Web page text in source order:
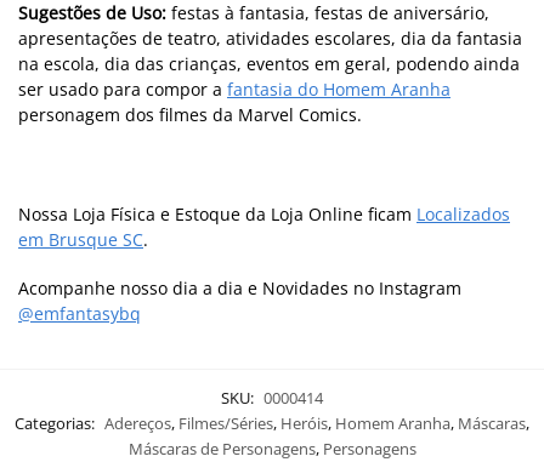
Sugestões de Uso: festas à fantasia, festas de aniversário,
apresentações de teatro, atividades escolares, dia da fantasia
na escola, dia das crianças, eventos em geral, podendo ainda
ser usado para compor a fantasia do Homem Aranha
personagem dos filmes da Marvel Comics.
Nossa Loja Física e Estoque da Loja Online ficam Localizados
em Brusque SC.
Acompanhe nosso dia a dia e Novidades no Instagram
@emfantasybq
SKU: 0000414
Categorias: Adereços, Filmes/Séries, Heróis, Homem Aranha, Máscaras,
Máscaras de Personagens, Personagens